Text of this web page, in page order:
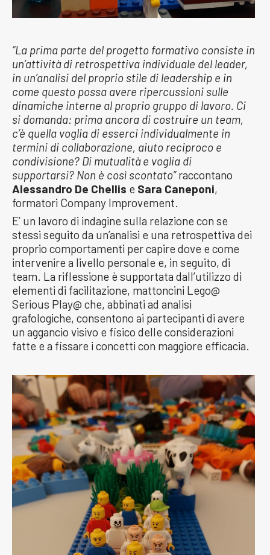
“La prima parte del progetto formativo consiste in
un’attività di retrospettiva individuale del leader,
in un’analisi del proprio stile di leadership e in
come questo possa avere ripercussioni sulle
dinamiche interne al proprio gruppo di lavoro. Ci
si domanda: prima ancora di costruire un team,
c’è quella voglia di esserci individualmente in
termini di collaborazione, aiuto reciproco e
condivisione? Di mutualità e voglia di
supportarsi? Non è così scontato”raccontano
Alessandro De Chellis e Sara Caneponi,
formatori Company Improvement.
E’ un lavoro di indagine sulla relazione con se
stessi seguito da un’analisi e una retrospettiva dei
proprio comportamenti per capire dove e come
intervenire a livello personale e, in seguito, di
team. La riflessione è supportata dall’utilizzo di
elementi di facilitazione, mattoncini Lego@
Serious Play@ che, abbinati ad analisi
grafologiche, consentono ai partecipanti di avere
un aggancio visivo e fisico delle considerazioni
fatte e a fissare i concetti con maggiore efficacia.